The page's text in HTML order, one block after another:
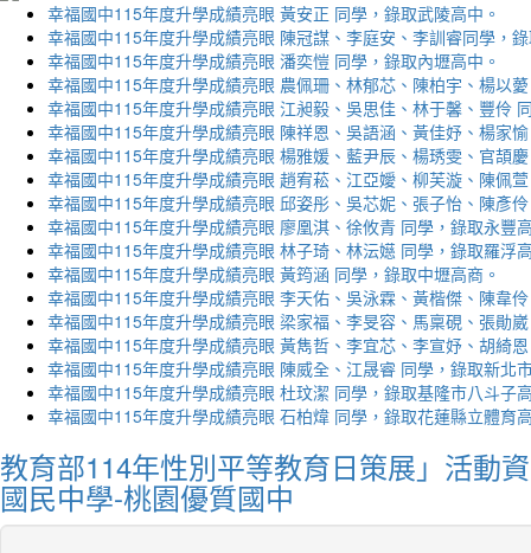
幸福國中115年度升學成績亮眼 黃安正 同學，錄取武陵高中。
幸福國中115年度升學成績亮眼 陳冠謀、李庭安、李訓睿同學，
幸福國中115年度升學成績亮眼 潘奕愷 同學，錄取內壢高中。
幸福國中115年度升學成績亮眼 農佩珊、林郁芯、陳柏宇、楊以
幸福國中115年度升學成績亮眼 江昶毅、吳思佳、林于馨、豐伶
幸福國中115年度升學成績亮眼 陳祥恩、吳語涵、黃佳妤、楊家
幸福國中115年度升學成績亮眼 楊雅媛、藍尹辰、楊琇雯、官頡
幸福國中115年度升學成績亮眼 趙宥菘、江亞嬡、柳芙漩、陳佩
幸福國中115年度升學成績亮眼 邱姿彤、吳芯妮、張子怡、陳彥
幸福國中115年度升學成績亮眼 廖凰淇、徐攸青 同學，錄取永豐
幸福國中115年度升學成績亮眼 林子琦、林沄嬨 同學，錄取羅浮
幸福國中115年度升學成績亮眼 黃筠涵 同學，錄取中壢高商。
幸福國中115年度升學成績亮眼 李天佑、吳泳霖、黃楷傑、陳韋
幸福國中115年度升學成績亮眼 梁家福、李旻容、馬稟硯、張勛
幸福國中115年度升學成績亮眼 黃雋哲、李宜芯、李宣妤、胡綺
幸福國中115年度升學成績亮眼 陳威全、江晟睿 同學，錄取新北
幸福國中115年度升學成績亮眼 杜玟潔 同學，錄取基隆市八斗子
幸福國中115年度升學成績亮眼 石柏煒 同學，錄取花蓮縣立體育
教育部114年性別平等教育日策展」活動
國民中學-桃園優質國中